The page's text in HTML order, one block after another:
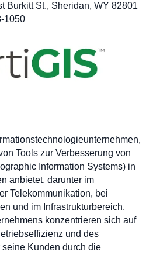
Burkitt St., Sheridan, WY 82801
1050
Tools zur Verbesserung von
Information Systems) in
anbietet, darunter im
Telekommunikation, bei
und im Infrastrukturbereich.
konzentrieren sich auf
und des
Kunden durch die